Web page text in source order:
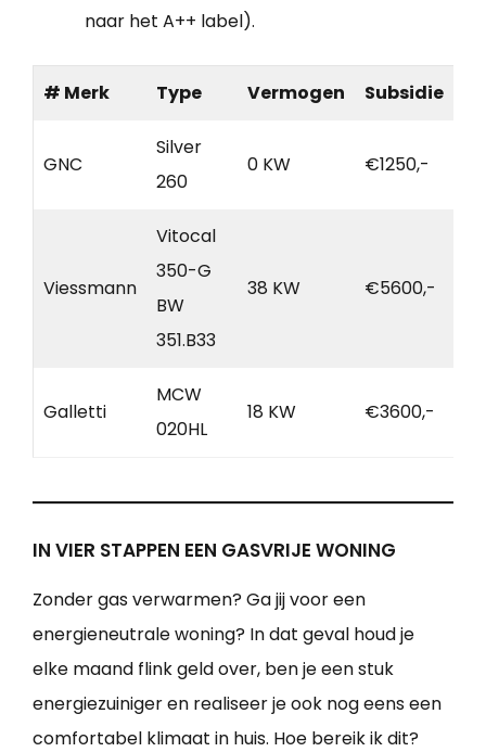
naar het A++ label).
# Merk Type Vermogen Subsidie
GNC
Silver
260
0 KW €1250,-
Viessmann
Vitocal
350-G
BW
351.B33
38 KW €5600,-
Galletti
MCW
020HL
18 KW €3600,-
IN VIER STAPPEN EEN GASVRIJE WONING
Zonder gas verwarmen? Ga jij voor een
energieneutrale woning? In dat geval houd je
elke maand flink geld over, ben je een stuk
energiezuiniger en realiseer je ook nog eens een
comfortabel klimaat in huis. Hoe bereik ik dit?